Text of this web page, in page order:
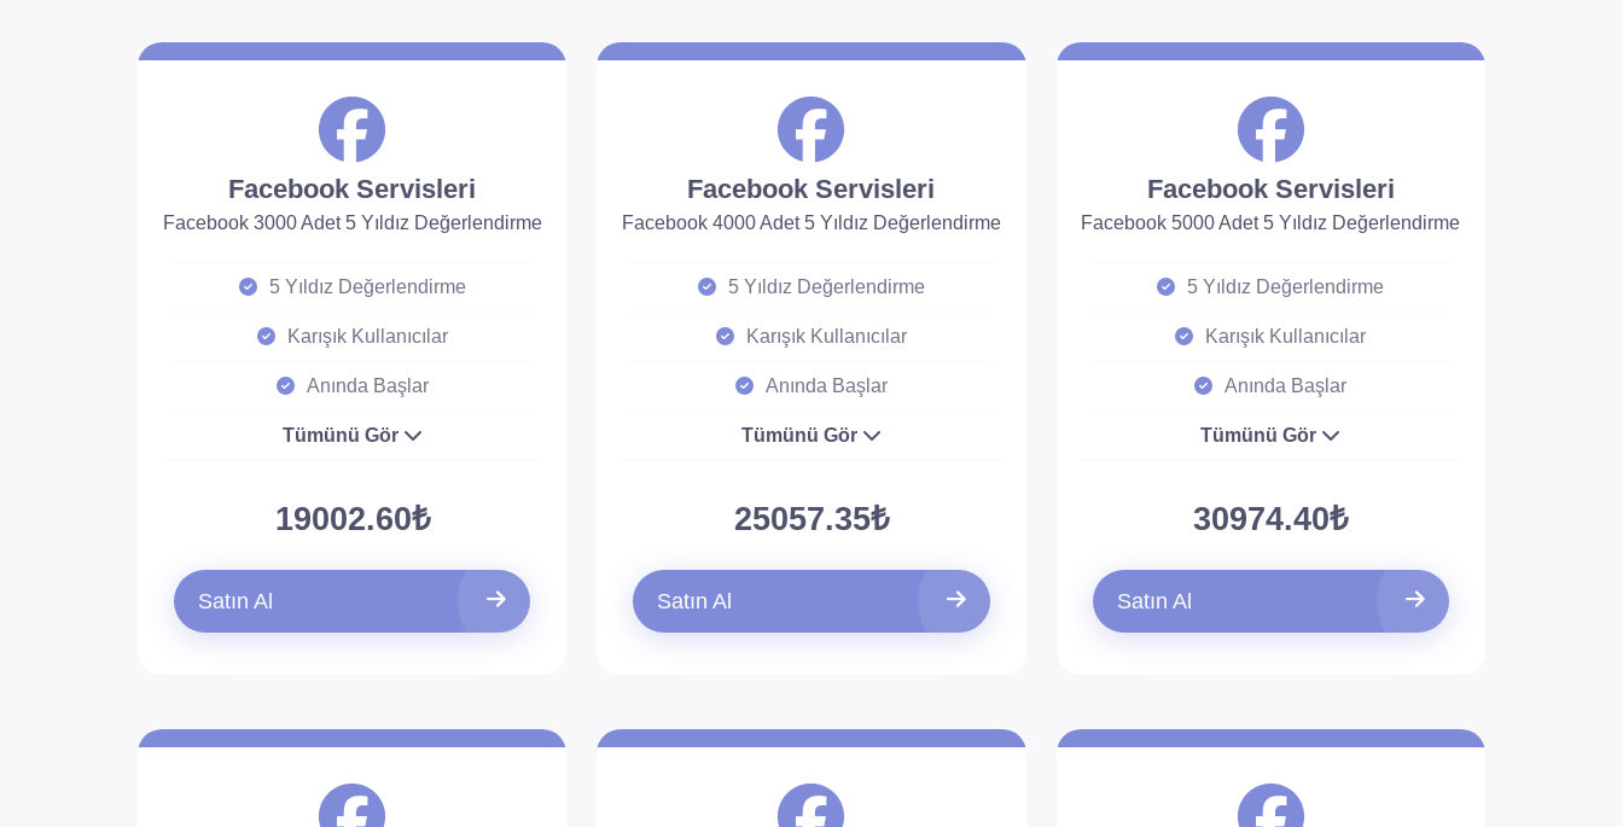
Facebook Servisleri
Facebook 3000 Adet 5 Yıldız Değerlendirme
5 Yıldız Değerlendirme
Karışık Kullanıcılar
Anında Başlar
Tümünü Gör
19002.60₺
Satın Al
Facebook Servisleri
Facebook 4000 Adet 5 Yıldız Değerlendirme
5 Yıldız Değerlendirme
Karışık Kullanıcılar
Anında Başlar
Tümünü Gör
25057.35₺
Satın Al
Facebook Servisleri
Facebook 5000 Adet 5 Yıldız Değerlendirme
5 Yıldız Değerlendirme
Karışık Kullanıcılar
Anında Başlar
Tümünü Gör
30974.40₺
Satın Al